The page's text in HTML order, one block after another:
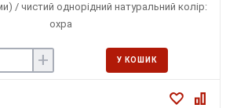
/ чистий однорідний натуральний колір:
охра
+ У КОШИК